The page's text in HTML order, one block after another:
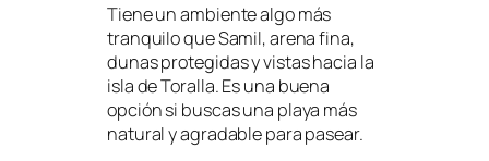
Tiene un ambiente algo más
tranquilo que Samil, arena fina,
dunas protegidas y vistas hacia la
isla de Toralla. Es una buena
opción si buscas una playa más
natural y agradable para pasear.